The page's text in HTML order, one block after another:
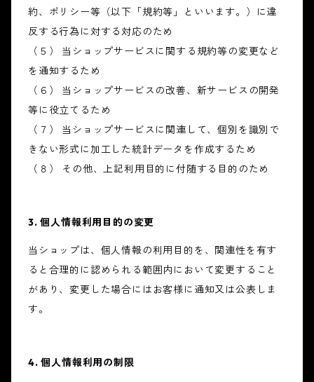
約、ポリシー等（以下「規約等」といいます。）に違
反する行為に対する対応のため
（５） 当ショップサービスに関する規約等の変更など
を通知するため
（６） 当ショップサービスの改善、新サービスの開発
等に役立てるため
（７） 当ショップサービスに関連して、個別を識別で
きない形式に加工した統計データを作成するため
（８） その他、上記利用目的に付随する目的のため
3. 個人情報利用目的の変更
当ショップは、個人情報の利用目的を、関連性を有す
ると合理的に認められる範囲内において変更すること
があり、変更した場合にはお客様に通知又は公表しま
す。
4. 個人情報利用の制限